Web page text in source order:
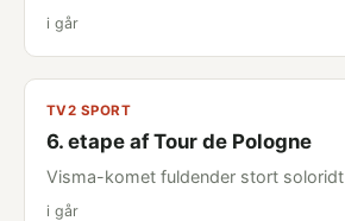
i går
TV2 SPORT
6. etape af Tour de Pologne
Visma-komet fuldender stort soloridt
i går